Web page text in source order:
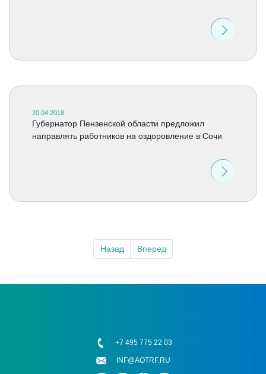
20.04.2018
Губернатор Пензенской области предложил
направлять работников на оздоровление в Сочи
Назад Вперед
+7 495 775 22 03
INF@AOTRF.RU